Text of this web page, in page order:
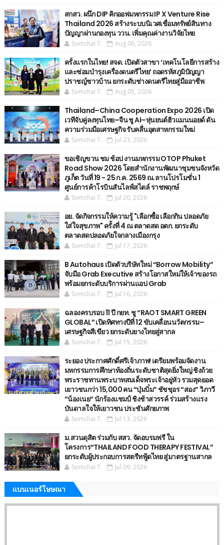
สกสว. ผนึก DIP คิกออฟมหกรรม IP X Venture Rise
Thailand 2026 สร้างระบบนิเวศเชื่อมทรัพย์สินทาง
ปัญญาผ่านกองทุน ววน. เพิ่มคุณค่างานวิจัยไทย
Somchai T. Aug 06, 2026
ครั้งแรกในไทย! สจด. เปิดตัวสาขา ‘เทคโนโลยีการสร้าง
และซ่อมบำรุงเครื่องดนตรีไทย’ ​ถอดรหัสภูมิปัญญา
ปราชญ์ชาวบ้าน ยกระดับช่างดนตรีไทยสู่มืออาชีพ
Somchai T. Aug 05, 2026
Thailand–China Cooperation Expo 2026 เปิด
เวทีจับคู่ลงทุนไทย–จีน ชู AI–หุ่นยนต์ฮิวแมนนอยด์ ดัน
ความร่วมมือเศรษฐกิจ รับคลื่นอุตสาหกรรมใหม่
Somchai T. Jul 23, 2026
ขอเชิญขวน ชม ช้อป งานมหกรรม OTOP Phuket
Road Show 2026 โดยสำนักงานพัฒนาชุมชนจังหวัด
ภูเก็ต วันที่ 19 - 25 ก.ค. 2569 ณ.ลานโปรโมชั่น 1
ศูนย์การค้าโรบินสันไลฟ์สไตล์ ราชพฤกษ์
Somchai T. Jul 20, 2026
อย. จัดกิจกรรมให้ความรู้ "เลือกซื้อ เลือกกิน ปลอดภัย
ใส่ใจสุขภาพ" ครั้งที่ 4 ณ ตลาดสด อตก. ยกระดับ
ตลาดสดปลอดภัยใจกลางเมืองกรุง
Somchai T. Jul 17, 2026
B Autohaus เปิดตัวบริษัทใหม่ “Borrow Mobility”
จับมือ Grab Executive สร้างโอกาสใหม่ให้เจ้าของรถ
พร้อมยกระดับบริการผ่านแอป Grab
Somchai T. Jul 16, 2026
ฉลองครบรอบ 11 ปี กยท. ชู “RAOT SMART GREEN
GLOBAL” เปิดทิศทางปีที่ 12 ขับเคลื่อนนวัตกรรม–
เศรษฐกิจสีเขียว ยกระดับยางไทยสู่สากล
Somchai T. Jul 15, 2026
ระยอง ประกาศศักดิ์ศรีเจ้าภาพ! เตรียมพร้อมจัดงาน
มหกรรมการศึกษาท้องถิ่นระดับชาติสุดยิ่งใหญ่ ชิงถ้วย
พระราชทานพระบาทสมเด็จพระเจ้าอยู่หัว รวมสุดยอด
เยาวชนกว่า 15,000 คน “บุ๋มบิ๋ม” ชัชชุอร “สอง” วิภาวี
“น้องเนย“ นักร้องแชมป์ ชิงช้าสวรรค์ ร่วมสร้างแรง
บันดาลใจให้เยาวชน ประชันศักยภาพ
Somchai T. Jul 13, 2026
ม.สวนดุสิต ร่วมกับ สสว. จัดอบรมฟรี ใน
โครงการ“THAILAND FOOD THERAPY FESTIVAL”
ยกระดับผู้ประกอบการสตรีทฟู้ดไทย สู่มาตรฐานสากล
Somchai T. Jul 09, 2026
แบนเนอร์โษษณา